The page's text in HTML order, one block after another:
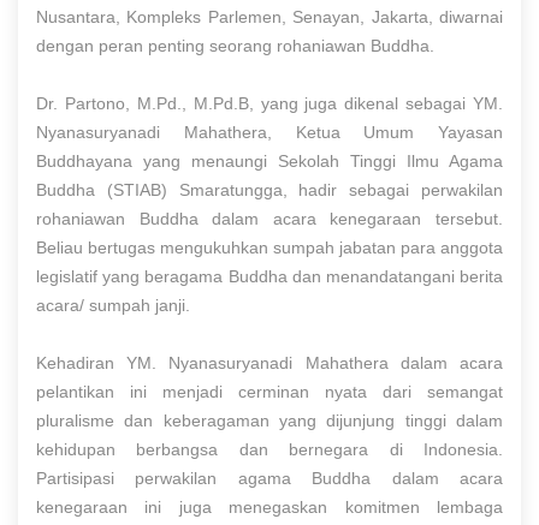
Nusantara, Kompleks Parlemen, Senayan, Jakarta, diwarnai
dengan peran penting seorang rohaniawan Buddha.
Dr. Partono, M.Pd., M.Pd.B, yang juga dikenal sebagai YM.
Nyanasuryanadi Mahathera, Ketua Umum Yayasan
Buddhayana yang menaungi Sekolah Tinggi Ilmu Agama
Buddha (STIAB) Smaratungga, hadir sebagai perwakilan
rohaniawan Buddha dalam acara kenegaraan tersebut.
Beliau bertugas mengukuhkan sumpah jabatan para anggota
legislatif yang beragama Buddha dan menandatangani berita
acara/ sumpah janji.
Kehadiran YM. Nyanasuryanadi Mahathera dalam acara
pelantikan ini menjadi cerminan nyata dari semangat
pluralisme dan keberagaman yang dijunjung tinggi dalam
kehidupan berbangsa dan bernegara di Indonesia.
Partisipasi perwakilan agama Buddha dalam acara
kenegaraan ini juga menegaskan komitmen lembaga